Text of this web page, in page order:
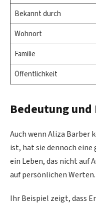
Bekannt durch
Wohnort
Familie
Öffentlichkeit
Bedeutung und
Auch wenn Aliza Barber
ist, hat sie dennoch eine
ein Leben, das nicht auf
auf persönlichen Werten.
Ihr Beispiel zeigt, dass